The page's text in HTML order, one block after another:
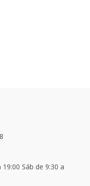
19:00 Sáb de 9:30 a